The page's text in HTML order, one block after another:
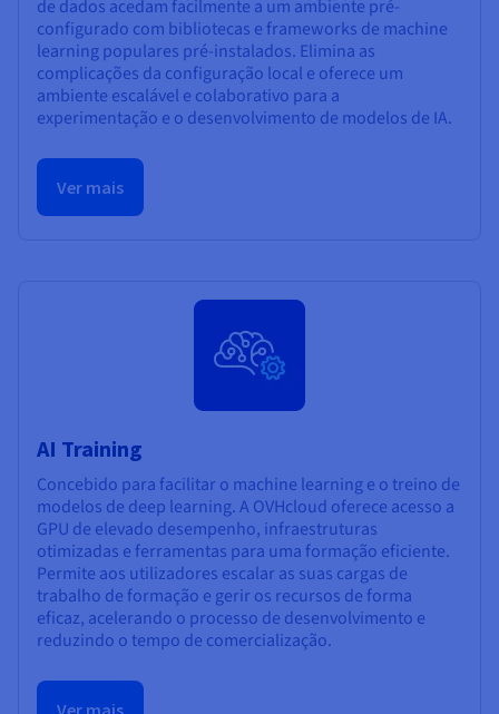
de dados acedam facilmente a um ambiente pré-
configurado com bibliotecas e frameworks de machine
learning populares pré-instalados. Elimina as
complicações da configuração local e oferece um
ambiente escalável e colaborativo para a
experimentação e o desenvolvimento de modelos de IA.
Ver mais
AI Training
Concebido para facilitar o machine learning e o treino de
modelos de deep learning. A OVHcloud oferece acesso a
GPU de elevado desempenho, infraestruturas
otimizadas e ferramentas para uma formação eficiente.
Permite aos utilizadores escalar as suas cargas de
trabalho de formação e gerir os recursos de forma
eficaz, acelerando o processo de desenvolvimento e
reduzindo o tempo de comercialização.